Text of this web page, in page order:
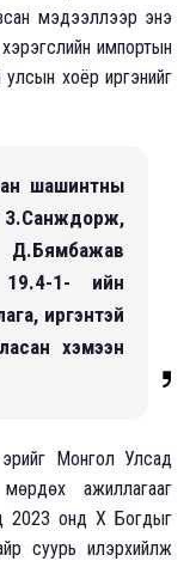
мэдээллээр энэ
импортын
улсын хоёр иргэнийг
шашинтны
З.Санждорж,
Д.Бямбажав
1- ийн
иргэнтэй
хэмээн
Монгол Улсад
ажиллагааг
2023 онд X Богдыг
суурь илэрхийлж